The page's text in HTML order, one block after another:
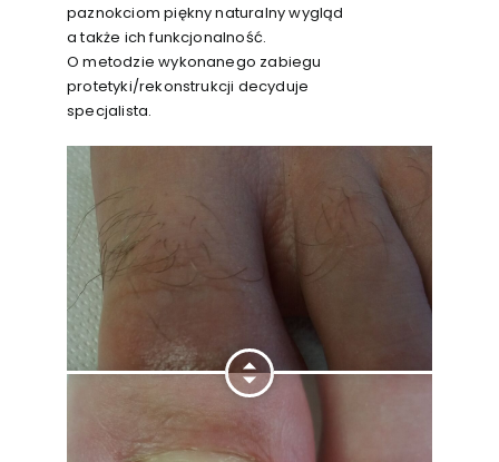
paznokciom piękny naturalny wygląd
a także ich funkcjonalność.
O metodzie wykonanego zabiegu
protetyki/rekonstrukcji decyduje
specjalista.